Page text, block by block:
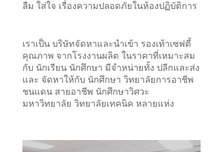
ลืม ใส่ใจ เรื่องความปลอดภัยในห้องปฏิบัติการ
เราเป็น บริษัทจัดหาและนำเข้า รองเท้าเซฟตี้
คุณภาพ จากโรงงานผลิต ในราคาที่เหมาะสม
กับ นักเรียน นักศึกษา มีจำหน่ายทั้ง ปลีกและส่ง
และ จัดหาให้กับ นักศึกษา วิทยาลัยการอาชีพ
ชนแดน สายอาชีพ นักศึกษาวิศวะ
มหาวิทยาลัย วิทยาลัยเทคนิค หลายแห่ง